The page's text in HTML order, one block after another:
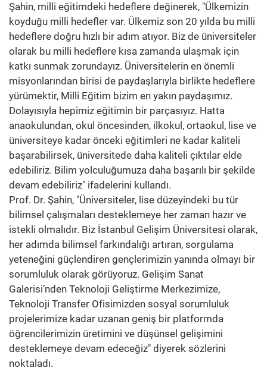
Şahin, milli eğitimdeki hedeflere değinerek, "Ülkemizin
koyduğu milli hedefler var. Ülkemiz son 20 yılda bu milli
hedeflere doğru hızlı bir adım atıyor. Biz de üniversiteler
olarak bu milli hedeflere kısa zamanda ulaşmak için
katkı sunmak zorundayız. Üniversitelerin en önemli
misyonlarından birisi de paydaşlarıyla birlikte hedeflere
yürümektir, Milli Eğitim bizim en yakın paydaşımız.
Dolayısıyla hepimiz eğitimin bir parçasıyız. Hatta
anaokulundan, okul öncesinden, ilkokul, ortaokul, lise ve
üniversiteye kadar önceki eğitimleri ne kadar kaliteli
başarabilirsek, üniversitede daha kaliteli çıktılar elde
edebiliriz. Bilim yolculuğumuza daha başarılı bir şekilde
devam edebiliriz" ifadelerini kullandı.
Prof. Dr. Şahin, "Üniversiteler, lise düzeyindeki bu tür
bilimsel çalışmaları desteklemeye her zaman hazır ve
istekli olmalıdır. Biz İstanbul Gelişim Üniversitesi olarak,
her adımda bilimsel farkındalığı artıran, sorgulama
yeteneğini güçlendiren gençlerimizin yanında olmayı bir
sorumluluk olarak görüyoruz. Gelişim Sanat
Galerisi’nden Teknoloji Geliştirme Merkezimize,
Teknoloji Transfer Ofisimizden sosyal sorumluluk
projelerimize kadar uzanan geniş bir platformda
öğrencilerimizin üretimini ve düşünsel gelişimini
desteklemeye devam edeceğiz" diyerek sözlerini
noktaladı.